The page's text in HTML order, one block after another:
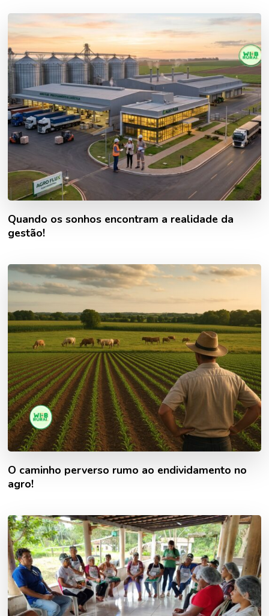
Quando os sonhos encontram a realidade da
gestão!
O caminho perverso rumo ao endividamento no
agro!